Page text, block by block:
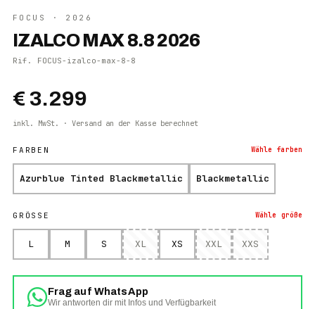
FOCUS · 2026
IZALCO MAX 8.8 2026
Rif. FOCUS-izalco-max-8-8
€ 3.299
inkl. MwSt. · Versand an der Kasse berechnet
FARBEN Wähle farben
Azurblue Tinted Blackmetallic Blackmetallic
GRÖSSE Wähle größe
L M S XL XS XXL XXS
Frag auf WhatsApp
Wir antworten dir mit Infos und Verfügbarkeit